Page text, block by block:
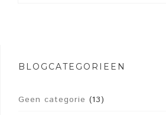
BLOGCATEGORIEËN
Geen categorie (13)